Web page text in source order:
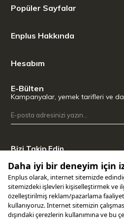
Çelik Kalitesi: X50CrMoV15
Bıçak Sertliği: 56 HRC
Çeliğin Menşei: Almanya
Bıçak Uzunluğu: 200 mm (20 cm)
Toplam Uzunluk: 335 mm (33,5
Bıçak Kalınlığı (Topuk): 2,55 mm
Popüler Sayfalar
Enplus Hakkında
Hesabım
E-Bülten
Kampanyalar, yemek tarifleri ve
Bizi Takip Edin
Uygulamamızı İndirin